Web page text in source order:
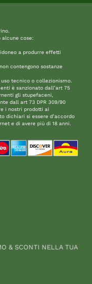
alcune cose:
a produrre effetti
contengono sostanze
tecnico o collezionismo.
è sanzionato dall’art 75
gli stupefaceni,
dall art 73 DPR 309/90
i nostri prodotti ai
dichiari si essere d’accordo
e di avere più di 18 anni.
& SCONTI NELLA TUA